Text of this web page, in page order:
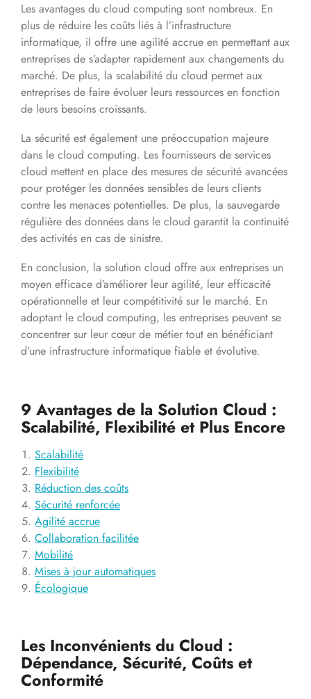
Les avantages du cloud computing sont nombreux. En
plus de réduire les coûts liés à l’infrastructure
informatique, il offre une agilité accrue en permettant aux
entreprises de s’adapter rapidement aux changements du
marché. De plus, la scalabilité du cloud permet aux
entreprises de faire évoluer leurs ressources en fonction
de leurs besoins croissants.
La sécurité est également une préoccupation majeure
dans le cloud computing. Les fournisseurs de services
cloud mettent en place des mesures de sécurité avancées
pour protéger les données sensibles de leurs clients
contre les menaces potentielles. De plus, la sauvegarde
régulière des données dans le cloud garantit la continuité
des activités en cas de sinistre.
En conclusion, la solution cloud offre aux entreprises un
moyen efficace d’améliorer leur agilité, leur efficacité
opérationnelle et leur compétitivité sur le marché. En
adoptant le cloud computing, les entreprises peuvent se
concentrer sur leur cœur de métier tout en bénéficiant
d’une infrastructure informatique fiable et évolutive.
9 Avantages de la Solution Cloud :
Scalabilité, Flexibilité et Plus Encore
Scalabilité
Flexibilité
Réduction des coûts
Sécurité renforcée
Agilité accrue
Collaboration facilitée
Mobilité
Mises à jour automatiques
Écologique
Les Inconvénients du Cloud :
Dépendance, Sécurité, Coûts et
Conformité